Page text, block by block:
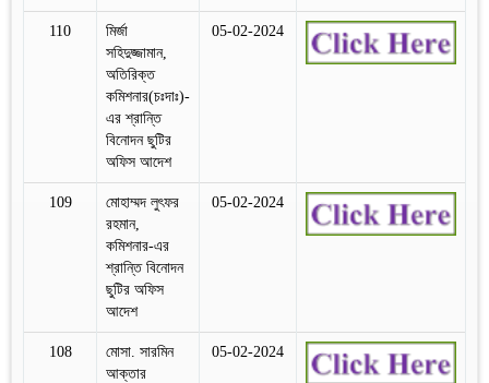
110
মির্জা
সহিদুজ্জামান,
অতিরিক্ত
কমিশনার(চঃদাঃ)-
এর শ্রান্তি
বিনোদন ছুটির
অফিস আদেশ
05-02-2024
109
মোহাম্মদ লুৎফর
রহমান,
কমিশনার-এর
শ্রান্তি বিনোদন
ছুটির অফিস
আদেশ
05-02-2024
108
মোসা. সারমিন
আক্তার
05-02-2024